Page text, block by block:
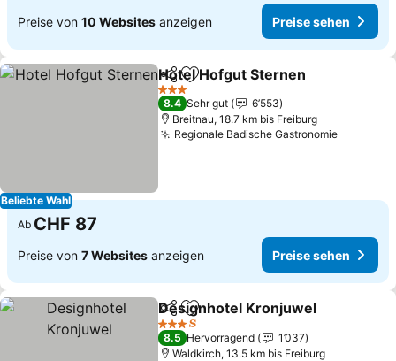
Preise von 10 Websites anzeigen Preise sehen
Beliebte Wahl
TeilenZu Favoriten hinzufügen
Hotel Hofgut Sternen
3 Sterne
8.4 Sehr gut
6’553
Breitnau, 18.7 km bis Freiburg
Regionale Badische GastronomiePreise
Ab CHF 87
Preise von 7 Websites anzeigen Preise sehen
TeilenZu Favoriten hinzufügen
Designhotel Kronjuwel
3 Sterne
8.5 Hervorragend
1’037
Waldkirch, 13.5 km bis Freiburg